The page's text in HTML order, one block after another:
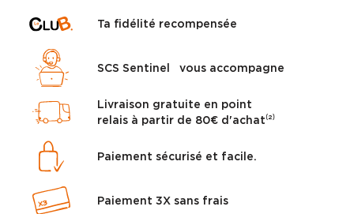
Ta fidélité recompensée
SCS Sentinel vous accompagne
Livraison gratuite en point
relais à partir de 80€ d'achat⁽²⁾
Paiement sécurisé et facile.
Paiement 3X sans frais